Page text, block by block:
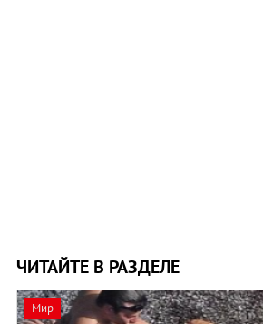
ЧИТАЙТЕ В РАЗДЕЛЕ
Мир